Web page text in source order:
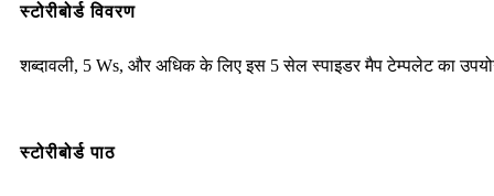
स्टोरीबोर्ड विवरण
शब्दावली, 5 Ws, और अधिक के लिए इस 5 सेल स्पाइडर मैप टेम्पलेट का
स्टोरीबोर्ड पाठ